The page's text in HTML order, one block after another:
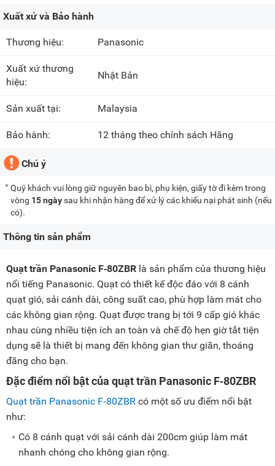
Xuất xứ và Bảo hành
Thương hiệu: Panasonic
Xuất xứ thương
hiệu:
Nhật Bản
Sản xuất tại: Malaysia
Bảo hành: 12 tháng theo chính sách Hãng
Chú ý
Quý khách vui lòng giữ nguyên bao bì, phụ kiện, giấy tờ đi kèm trong
vòng 15 ngàysau khi nhận hàng để xử lý các khiếu nại phát sinh (nếu
có).
Thông tin sản phẩm
Quạt trần Panasonic F‑80ZBR là sản phẩm của thương hiệu
nổi tiếng Panasonic. Quạt có thiết kế độc đáo với 8 cánh
quạt gió, sải cánh dài, công suất cao, phù hợp làm mát cho
các không gian rộng. Quạt được trang bị tới 9 cấp gió khác
nhau cùng nhiều tiện ích an toàn và chế độ hẹn giờ tắt tiện
dụng sẽ là thiết bị mang đến không gian thư giãn, thoáng
đãng cho bạn.
Đặc điểm nổi bật của quạt trần Panasonic F‑80ZBR
Quạt trần Panasonic F‑80ZBR có một số ưu điểm nổi bật
như:
Có 8 cánh quạt với sải cánh dài 200cm giúp làm mát
nhanh chóng cho không gian rộng.